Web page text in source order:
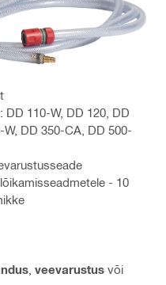
110-W, DD 120, DD
DD 350-CA, DD 500-
- 10
veevarustus või